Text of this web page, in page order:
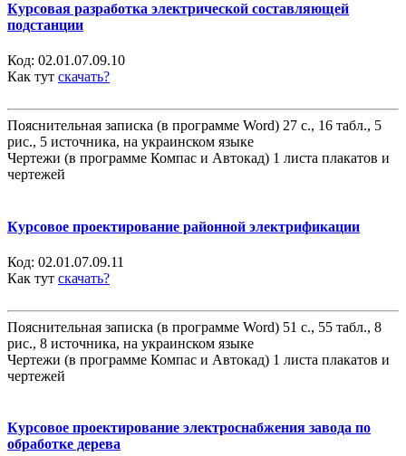
Курсовая разработка электрической составляющей
подстанции
Код: 02.01.07.09.10
Как тут скачать?
Пояснительная записка (в программе Word) 27 с., 16 табл., 5
рис., 5 источника, на украинском языке
Чертежи (в программе Компас и Автокад) 1 листа плакатов и
чертежей
Курсовое проектирование районной электрификации
Код: 02.01.07.09.11
Как тут скачать?
Пояснительная записка (в программе Word) 51 с., 55 табл., 8
рис., 8 источника, на украинском языке
Чертежи (в программе Компас и Автокад) 1 листа плакатов и
чертежей
Курсовое проектирование электроснабжения завода по
обработке дерева